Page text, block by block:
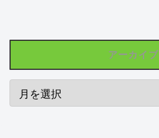
アーカイブ